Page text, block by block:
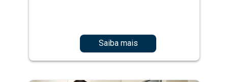
Saiba mais